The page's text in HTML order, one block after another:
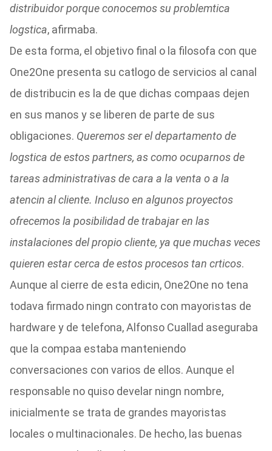
distribuidor porque conocemos su problemtica
logstica, afirmaba.
De esta forma, el objetivo final o la filosofa con que
One2One presenta su catlogo de servicios al canal
de distribucin es la de que dichas compaas dejen
en sus manos y se liberen de parte de sus
obligaciones. Queremos ser el departamento de
logstica de estos partners, as como ocuparnos de
tareas administrativas de cara a la venta o a la
atencin al cliente. Incluso en algunos proyectos
ofrecemos la posibilidad de trabajar en las
instalaciones del propio cliente, ya que muchas veces
quieren estar cerca de estos procesos tan crticos.
Aunque al cierre de esta edicin, One2One no tena
todava firmado ningn contrato con mayoristas de
hardware y de telefona, Alfonso Cuallad aseguraba
que la compaa estaba manteniendo
conversaciones con varios de ellos. Aunque el
responsable no quiso develar ningn nombre,
inicialmente se trata de grandes mayoristas
locales o multinacionales. De hecho, las buenas